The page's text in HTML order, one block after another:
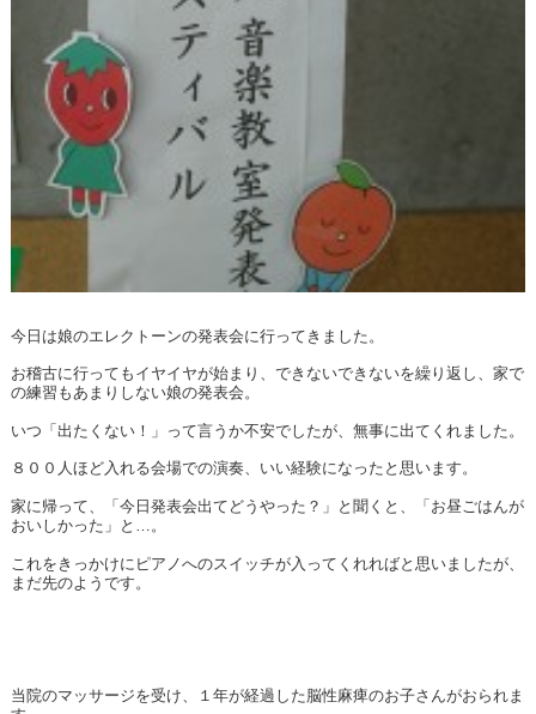
今日は娘のエレクトーンの発表会に行ってきました。
お稽古に行ってもイヤイヤが始まり、できないできないを繰り返し、家で
の練習もあまりしない娘の発表会。
いつ「出たくない！」って言うか不安でしたが、無事に出てくれました。
８００人ほど入れる会場での演奏、いい経験になったと思います。
家に帰って、「今日発表会出てどうやった？」と聞くと、「お昼ごはんが
おいしかった」と…。
これをきっかけにピアノへのスイッチが入ってくれればと思いましたが、
まだ先のようです。
当院のマッサージを受け、１年が経過した脳性麻痺のお子さんがおられま